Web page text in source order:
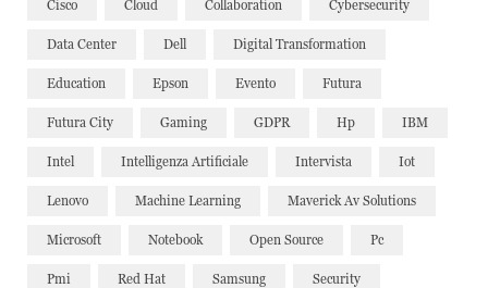
Cisco Cloud Collaboration Cybersecurity
Data Center Dell Digital Transformation
Education Epson Evento Futura
Futura City Gaming GDPR Hp IBM
Intel Intelligenza Artificiale Intervista Iot
Lenovo Machine Learning Maverick Av Solutions
Microsoft Notebook Open Source Pc
Pmi Red Hat Samsung Security